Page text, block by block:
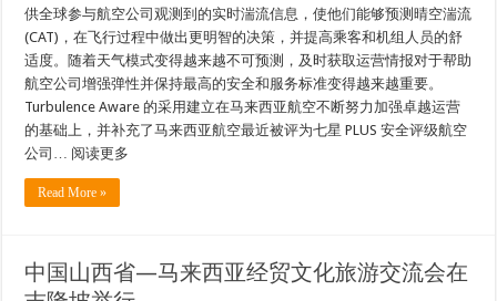
供全球参与航空公司观测到的实时湍流信息，使他们能够预测晴空湍流
(CAT)，在飞行过程中做出更明智的决策，并提高乘客和机组人员的舒
适度。随着天气模式变得越来越不可预测，及时获取运营情报对于帮助
航空公司增强弹性并保持最高的安全和服务标准变得越来越重要。
Turbulence Aware 的采用建立在马来西亚航空不断努力加强卓越运营
的基础上，并补充了马来西亚航空最近被评为七星 PLUS 安全评级航空
公司… 阅读更多
Read More »
中国山西省—马来西亚经贸文化旅游交流会在